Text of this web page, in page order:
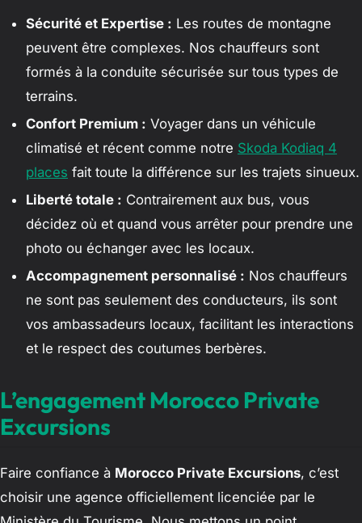
Sécurité et Expertise : Les routes de montagne
peuvent être complexes. Nos chauffeurs sont
formés à la conduite sécurisée sur tous types de
terrains.
Confort Premium : Voyager dans un véhicule
climatisé et récent comme notre Skoda Kodiaq 4
places fait toute la différence sur les trajets sinueux.
Liberté totale : Contrairement aux bus, vous
décidez où et quand vous arrêter pour prendre une
photo ou échanger avec les locaux.
Accompagnement personnalisé : Nos chauffeurs
ne sont pas seulement des conducteurs, ils sont
vos ambassadeurs locaux, facilitant les interactions
et le respect des coutumes berbères.
L’engagement Morocco Private
Excursions
Faire confiance à Morocco Private Excursions, c’est
choisir une agence officiellement licenciée par le